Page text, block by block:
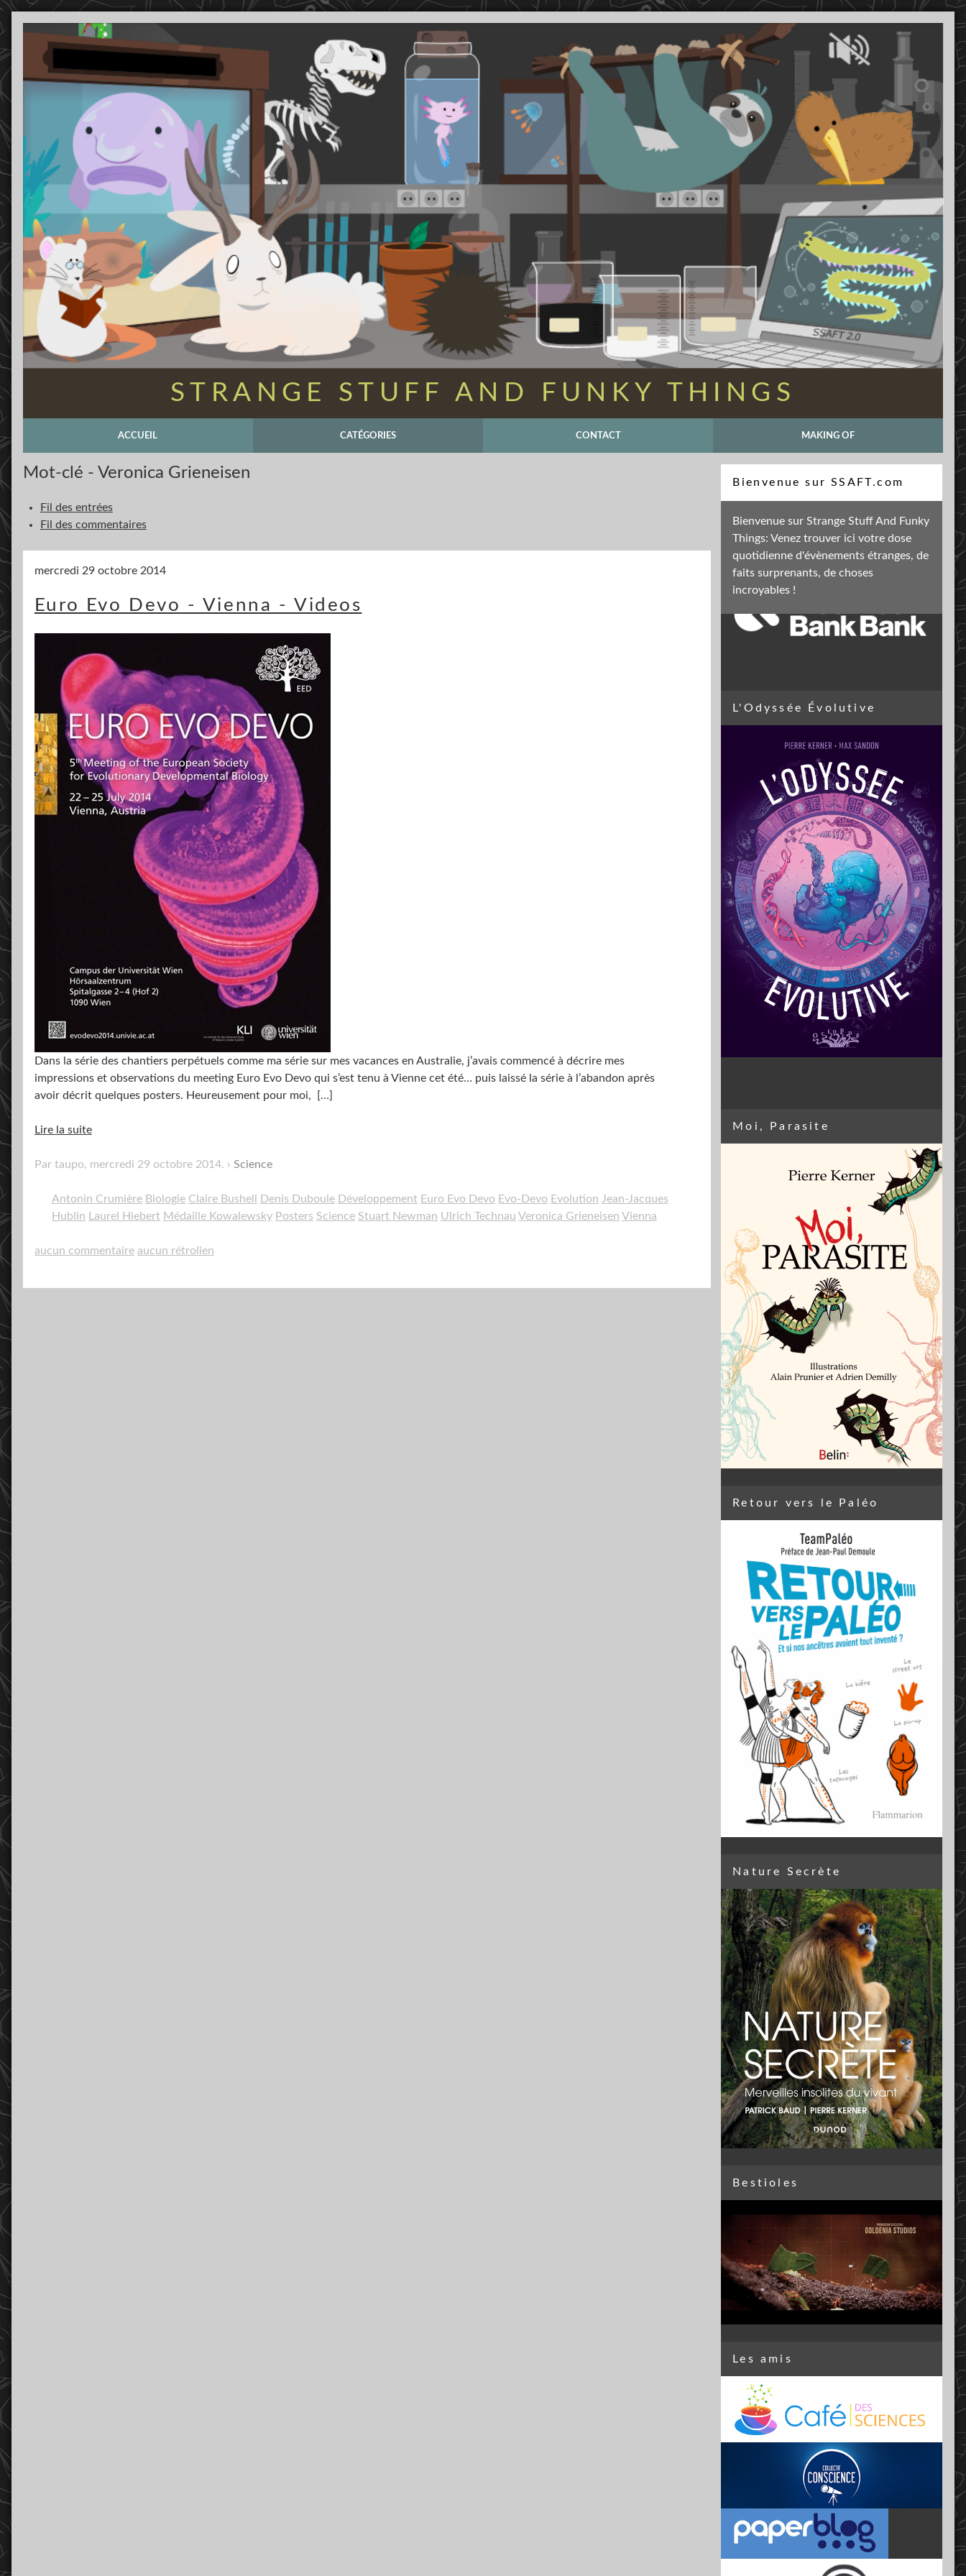
STRANGE STUFF AND FUNKY THINGS
ACCUEIL CATÉGORIES CONTACT MAKING OF
Mot-clé - Veronica Grieneisen
Fil des entrées
Fil des commentaires
mercredi 29 octobre 2014
Euro Evo Devo - Vienna - Videos
Dans la série des chantiers perpétuels comme ma série sur mes vacances en Australie, j’avais commencé à décrire mes
impressions et observations du meeting Euro Evo Devo qui s’est tenu à Vienne cet été… puis laissé la série à l’abandon après
avoir décrit quelques posters. Heureusement pour moi,
[…]
Lire la suite
Par taupo, mercredi 29 octobre 2014. Science
Antonin Crumière Biologie Claire Bushell Denis Duboule Développement Euro Evo Devo Evo-Devo Evolution Jean-Jacques
Hublin Laurel Hiebert Médaille Kowalewsky Posters Science Stuart Newman Ulrich Technau Veronica Grieneisen Vienna
aucun commentaire aucun rétrolien
Bienvenue sur SSAFT.com
Bienvenue sur Strange Stuff And Funky
Things: Venez trouver ici votre dose
quotidienne d'évènements étranges, de
faits surprenants, de choses
incroyables !
Recherche
Soutenez mon activité
L'Odyssée Évolutive
Moi, Parasite
Retour vers le Paléo
Nature Secrète
Bestioles
Les amis